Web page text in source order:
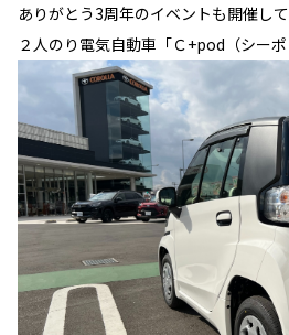
ありがとう3周年のイベントも開催し
２人のり電気自動車「Ｃ+pod（シー